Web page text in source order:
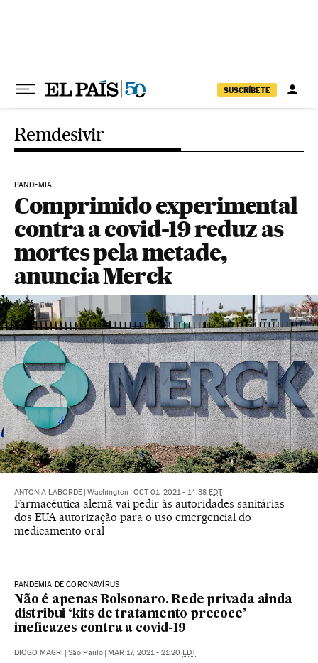
SUSCRÍBETE
Remdesivir
PANDEMIA
Comprimido experimental
contra a covid-19 reduz as
mortes pela metade,
anuncia Merck
ANTONIA LABORDE Washington OCT 01, 2021 - 14:38 EDT
Farmacêutica alemã vai pedir às autoridades sanitárias
dos EUA autorização para o uso emergencial do
medicamento oral
PANDEMIA DE CORONAVÍRUS
Não é apenas Bolsonaro. Rede privada ainda
distribui ‘kits de tratamento precoce’
ineficazes contra a covid-19
DIOGO MAGRI São Paulo MAR 17, 2021 - 21:20 EDT